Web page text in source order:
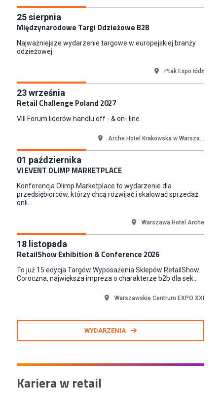
Euro-net Sp. z o.o.
Koordynator Inwestycji
ETOS S.A.
Grafik / Graficzka Nadruków Odzieżowych
Smyk S.A.
Junior RPA Developer (k/m)
TERG S.A.
Kupiec / Kupczyni Fashion
Smyk S.A.
Młodszy Specjalista ds. Contentu i Social Media
CCC S.A.
25sierpnia
Międzynarodowe Targi Odzieżowe B2B
Najważniejsze wydarzenie targowe w europejskiej branży
odzieżowej
Ptak Expo łódź
23września
Retail Challenge Poland 2027
VIII Forum liderów handlu off - & on- line
Arche Hotel Krakowska w Warsza...
01 października
VI EVENT OLIMP MARKETPLACE
Konferencja Olimp Marketplace to wydarzenie dla
przedsiębiorców, którzy chcą rozwijać i skalować sprzedaż
onli...
Warszawa Hotel Arche
18 listopada
RetailShow Exhibition & Conference 2026
To już 15 edycja Targów Wyposażenia Sklepów RetailShow.
Coroczna, największa impreza o charakterze b2b dla sek...
Warszawskie Centrum EXPO XXI
WYDARZENIA
Kariera w retail